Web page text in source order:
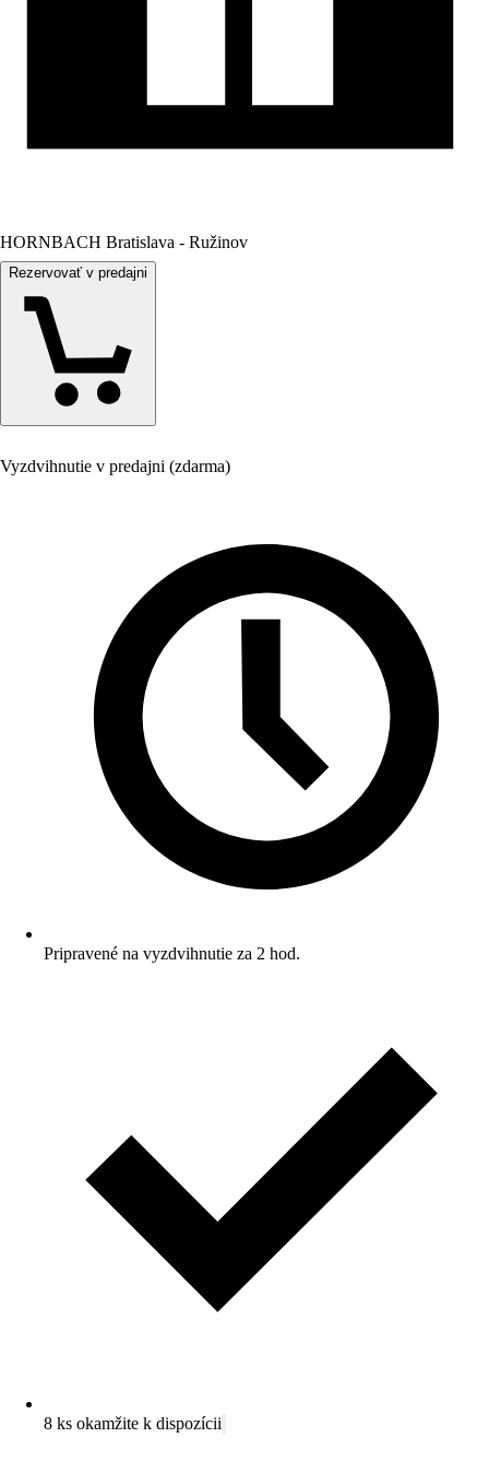
HORNBACH Bratislava - Ružinov
Rezervovať v predajni
Vyzdvihnutie v predajni (zdarma)
Pripravené na vyzdvihnutie za 2 hod.
8 ks okamžite k dispozícii